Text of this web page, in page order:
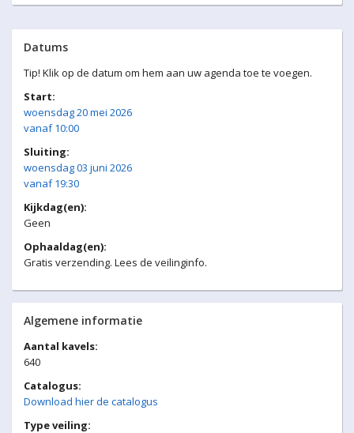
Datums
Tip! Klik op de datum om hem aan uw agenda toe te voegen.
Start:
woensdag 20 mei 2026
vanaf 10:00
Sluiting:
woensdag 03 juni 2026
vanaf 19:30
Kijkdag(en):
Geen
Ophaaldag(en):
Gratis verzending. Lees de veilinginfo.
Algemene informatie
Aantal kavels:
640
Catalogus:
Download hier de catalogus
Type veiling: